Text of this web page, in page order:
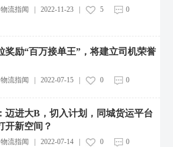
物流指闻 2022-11-23| 5 0
奖励“百万接单王”，将建立司机荣誉
物流指闻 2022-07-15| 0 0
迈进大B，切入计划，同城货运平台
开新空间？
物流指闻 2022-07-14| 0 0